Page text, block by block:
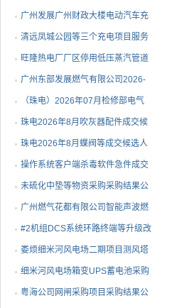
分布式光伏项⽬可⾏性研究报告编
制项⽬采购结果公告
广州发展广州财政大楼电动汽车充
电站项目采购结果公告
2026-08-07
清远凤城公园等三个充电项目服务
外包项目采购结果公告
旺隆热电厂厂区停用低压蒸汽管道
报废拆除及废旧物资处置项目成交
候选人公示
广州东部发展燃气有限公司2026-
2028年非开挖燃气管道精确定位服
务项目成交候选人公示
（珠电）2026年07月检修部电气
配件1批成交候选人公示
珠电2026年8月吹灰器配件成交候
选人公示
珠电2026年8月蝶阀等成交候选人
公示
操作系统客户端杀毒软件急件成交
候选人公示
未硫化中垫等物资采购采购结果公
告
广州燃气花都有限公司智能声波燃
气PE管道定位仪采购项目采购结果
公告
#2机组DCS系统环路终端等升级改
造物资公开询比采购采购结果公告
娄烦细米河风电场二期项目测风塔
损坏设备采购采购结果公告
细米河风电场箱变UPS蓄电池采购
采购结果公告
粤海公司网闸采购项目采购结果公